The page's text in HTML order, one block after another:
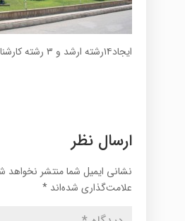
ایجاد۱۴رشته ارشد و ۳ رشته کارشناسی در دانشگاه پیام نور
ارسال نظر
نشانی ایمیل شما منتشر نخواهد
علامت‌گذاری شده‌اند *